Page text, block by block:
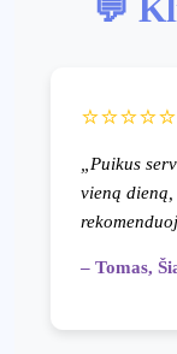
💬
⭐⭐⭐⭐⭐
„Puikus
vieną
– Tomas,